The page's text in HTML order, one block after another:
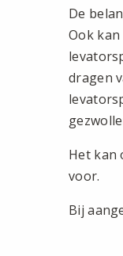
De
Ook
dragen
Het kan
voor.
Bij